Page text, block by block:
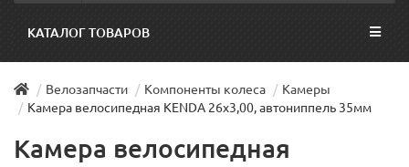
КАТАЛОГ ТОВАРОВ
Велозапчасти Компоненты колеса
Камеры
Камера велосипедная KENDA 26x3,00, автониппель 35мм
Камера велосипедная